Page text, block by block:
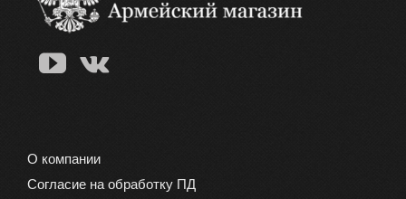
О компании
Согласие на обработку ПД